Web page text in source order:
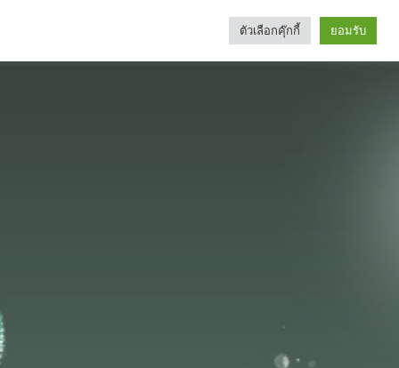
Categories
ตัวเลือกคุ๊กกี้ ยอมรับ